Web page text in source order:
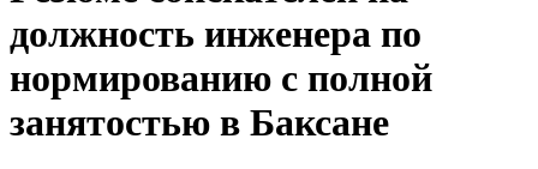
должность инженера по
нормированию с полной
занятостью в Баксане